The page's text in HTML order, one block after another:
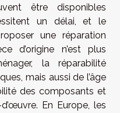
être disponibles
un délai, et le
une réparation
d’origine n’est plus
la réparabilité
mais aussi de l’âge
des composants et
En Europe, les